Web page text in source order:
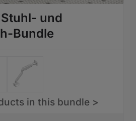
und
Bundle
in this bundle >